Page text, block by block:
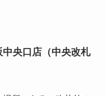
央口店（中央改札